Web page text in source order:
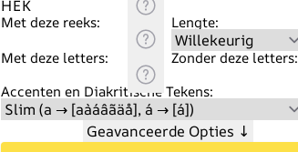
Met deze reeks:
Lengte:
Met deze letters:
Zonder deze letters:
Accenten en Diakritische Tekens:
Geavanceerde Opties ↓